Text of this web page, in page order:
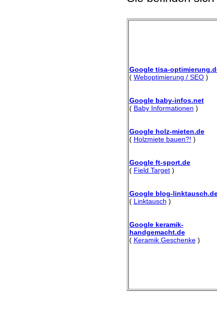
Google tisa-
( Weboptimierung / SEO)
Google baby-infos.net
( Baby Informationen )
Google holz-mieten.de
( Holzmiete bauen?! )
Google ft-sport.de
( Field Target)
Google blog-
( Linktausch )
Google keramik-
handgemacht.de
( Keramik Geschenke)